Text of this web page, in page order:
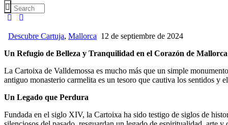
Descubre Cartuja, Mallorca 12 de septiembre de 2024
Un Refugio de Belleza y Tranquilidad en el Corazón de Mallorca
La Cartoixa de Valldemossa es mucho más que un simple
antiguo monasterio carmelita es un tesoro que cautiva los sentidos y
Un Legado que Perdura
Fundada en el siglo XIV, la Cartoixa ha sido testigo de siglos de